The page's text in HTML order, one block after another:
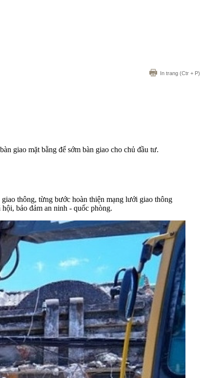
In trang (Ctr + P)
giao mặt bằng để sớm bàn giao cho chủ đầu tư.
thông, từng bước hoàn thiện mạng lưới giao thông
bảo đảm an ninh - quốc phòng.